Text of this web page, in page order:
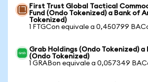
First Trust Global Tactical
Fund (Ondo Tokenized) a Bank of
Tokenized)
1 FTGCon equivale a 0,450799
Grab Holdings (Ondo Tokenized)
(Ondo Tokenized)
1 GRABon equivale a 0,057349